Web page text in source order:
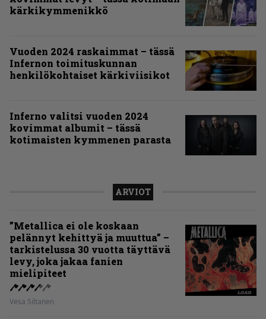
kärkikymmenikkö
Vuoden 2024 raskaimmat – tässä
Infernon toimituskunnan
henkilökohtaiset kärkiviisikot
Inferno valitsi vuoden 2024
kovimmat albumit – tässä
kotimaisten kymmenen parasta
ARVIOT
”Metallica ei ole koskaan
pelännyt kehittyä ja muuttua” –
tarkistelussa 30 vuotta täyttävä
levy, joka jakaa fanien
mielipiteet
Vesa Siltanen